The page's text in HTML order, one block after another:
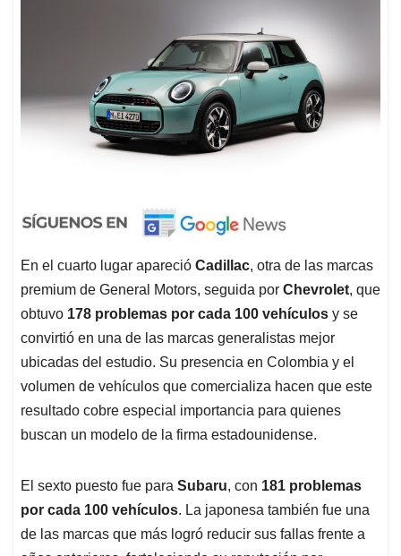
En el cuarto lugar apareció Cadillac, otra de las marcas
premium de General Motors, seguida por Chevrolet, que
obtuvo 178 problemas por cada 100 vehículos y se
convirtió en una de las marcas generalistas mejor
ubicadas del estudio. Su presencia en Colombia y el
volumen de vehículos que comercializa hacen que este
resultado cobre especial importancia para quienes
buscan un modelo de la firma estadounidense.
El sexto puesto fue para Subaru, con 181 problemas
por cada 100 vehículos. La japonesa también fue una
de las marcas que más logró reducir sus fallas frente a